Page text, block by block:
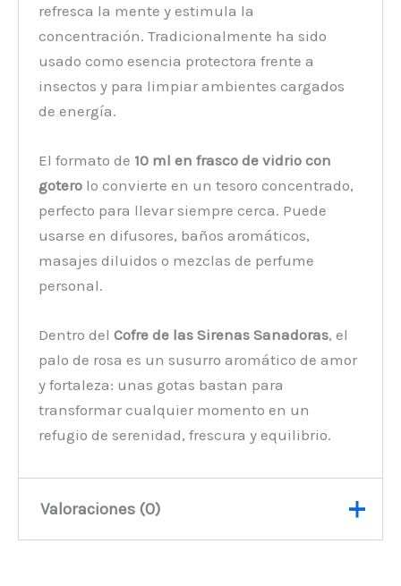
refresca la mente y estimula la
concentración. Tradicionalmente ha sido
usado como esencia protectora frente a
insectos y para limpiar ambientes cargados
de energía.
El formato de 10 ml en frasco de vidrio con
gotero lo convierte en un tesoro concentrado,
perfecto para llevar siempre cerca. Puede
usarse en difusores, baños aromáticos,
masajes diluidos o mezclas de perfume
personal.
Dentro delCofre de las Sirenas Sanadoras, el
palo de rosa es un susurro aromático de amor
y fortaleza: unas gotas bastan para
transformar cualquier momento en un
refugio de serenidad, frescura y equilibrio.
Valoraciones (0)